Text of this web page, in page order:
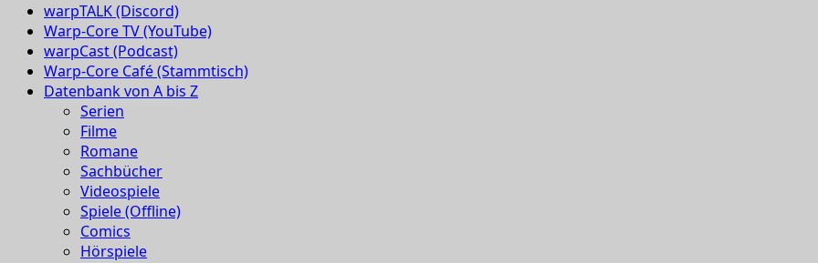
warpTALK (Discord)
Warp-Core TV (YouTube)
warpCast (Podcast)
Warp-Core Café (Stammtisch)
Datenbank von A bis Z
Serien
Filme
Romane
Sachbücher
Videospiele
Spiele (Offline)
Comics
Hörspiele